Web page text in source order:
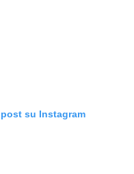
su Instagram